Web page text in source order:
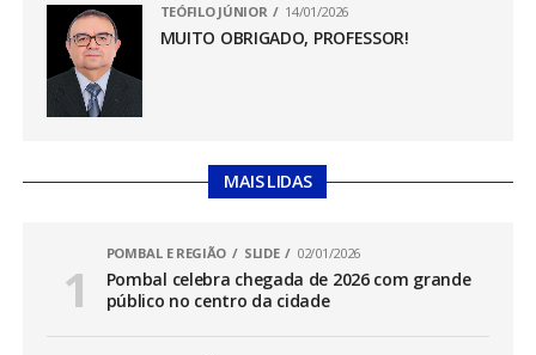
TEÓFILO JÚNIOR 14/01/2026
MUITO OBRIGADO, PROFESSOR!
MAIS LIDAS
POMBAL E REGIÃO SLIDE 02/01/2026
Pombal celebra chegada de 2026 com grande
público no centro da cidade